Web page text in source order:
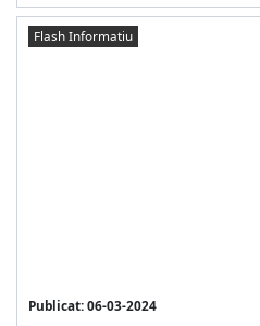
Flash Informatiu
Publicat: 06-03-2024